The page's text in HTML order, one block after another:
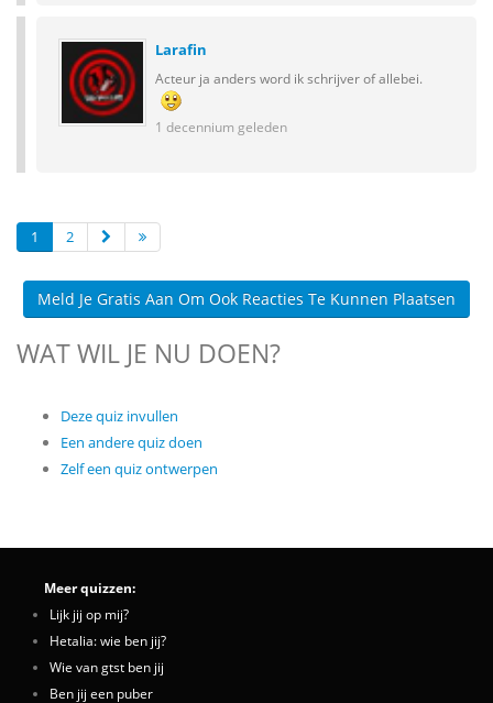
Larafin
Acteur ja anders word ik schrijver of allebei.
1 decennium geleden
1 2
Meld Je Gratis Aan Om Ook Reacties Te Kunnen Plaatsen
WAT WIL JE NU DOEN?
Deze quiz invullen
Een andere quiz doen
Zelf een quiz ontwerpen
Meer quizzen:
Lijk jij op mij?
Hetalia: wie ben jij?
Wie van gtst ben jij
Ben jij een puber